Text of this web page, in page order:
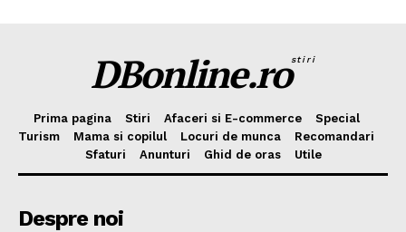
DBonline.rostiri
Prima pagina Stiri Afaceri si E-commerce
Special
Turism
Mama si copilul Locuri de munca
Recomandari
Sfaturi
Anunturi Ghid de oras Utile
Despre noi